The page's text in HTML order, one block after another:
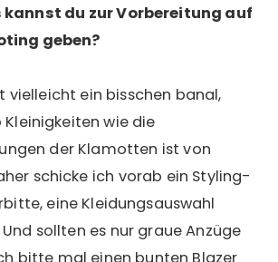
kannst du zur Vorbereitung auf
geben?
vielleicht ein bisschen banal,
wie die
der Klamotten ist von
schicke ich vorab ein Styling-
eine Kleidungsauswahl
sollten es nur graue Anzüge
bitte mal einen bunten Blazer